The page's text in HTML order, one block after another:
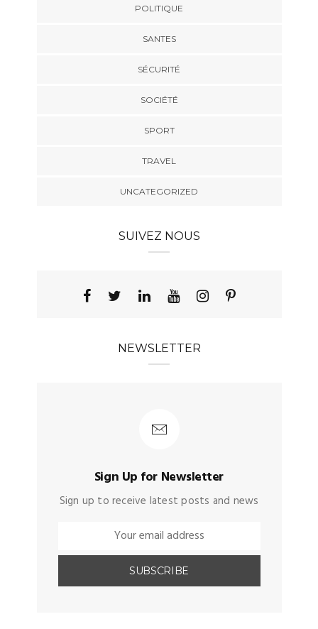
POLITIQUE
SANTES
SÉCURITÉ
SOCIÉTÉ
SPORT
TRAVEL
UNCATEGORIZED
SUIVEZ NOUS
NEWSLETTER
Sign Up for Newsletter
Sign up to receive latest posts and news